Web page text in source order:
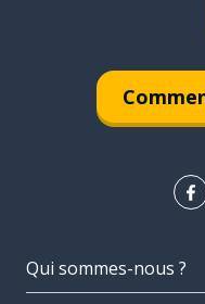
Qui sommes-nous ?